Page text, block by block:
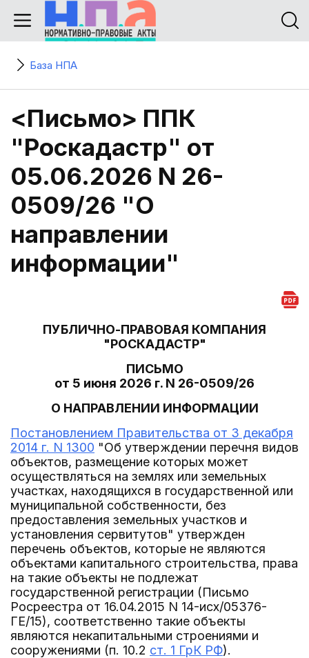
База НПА
<Письмо> ППК
"Роскадастр" от
05.06.2026 N 26-
0509/26 "О
направлении
информации"
ПУБЛИЧНО-ПРАВОВАЯ КОМПАНИЯ
"РОСКАДАСТР"
ПИСЬМО
от 5 июня 2026 г. N 26-0509/26
О НАПРАВЛЕНИИ ИНФОРМАЦИИ
Постановлением Правительства от 3 декабря
2014 г. N 1300 "Об утверждении перечня видов
объектов, размещение которых может
осуществляться на землях или земельных
участках, находящихся в государственной или
муниципальной собственности, без
предоставления земельных участков и
установления сервитутов" утвержден
перечень объектов, которые не являются
объектами капитального строительства, права
на такие объекты не подлежат
государственной регистрации (Письмо
Росреестра от 16.04.2015 N 14-исх/05376-
ГЕ/15), соответственно такие объекты
являются некапитальными строениями и
сооружениями (п. 10.2 ст. 1 ГрК РФ).